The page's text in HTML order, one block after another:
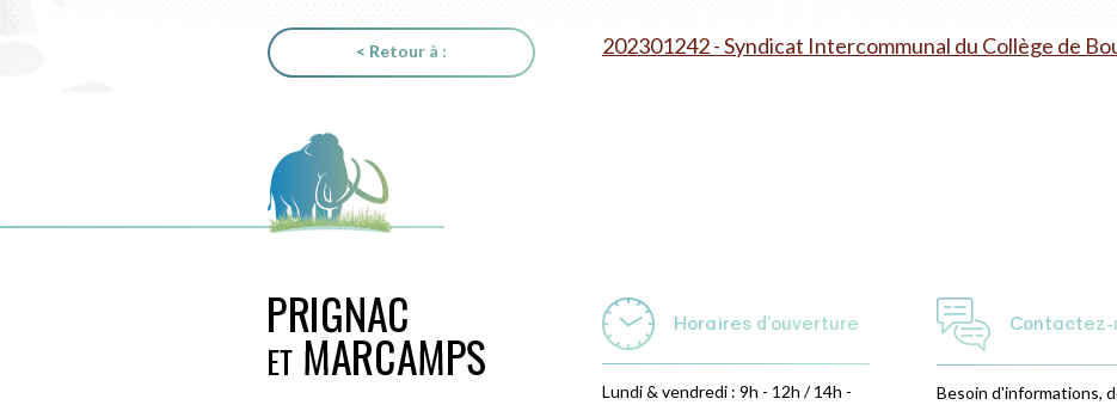
< Retour à : 202301242 - Syndicat Intercommunal du Collège de
Horaires d'ouverture
Lundi & vendredi : 9h - 12h / 14h -
Contactez-
Besoin d'informations,